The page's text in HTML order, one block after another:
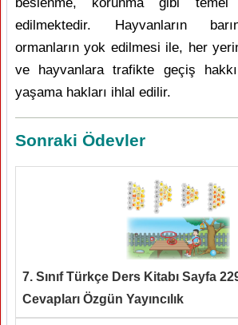
edilmektedir. Hayvanların
ormanların yok edilmesi ile, her
ve hayvanlara trafikte geçiş hakkı
yaşama hakları ihlal edilir.
Sonraki Ödevler
7. Sınıf Türkçe Ders Kitabı Sayfa
Cevapları Özgün Yayıncılık